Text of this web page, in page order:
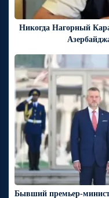
Никогда Нагорный
Бывший премьер-